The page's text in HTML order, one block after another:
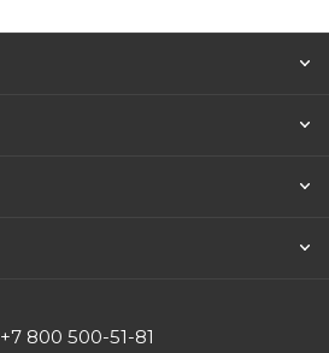
+7 800 500-51-81